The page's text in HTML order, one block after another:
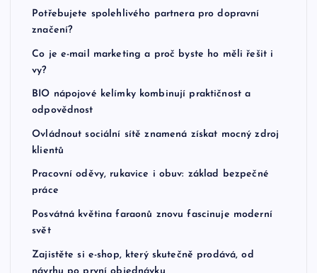
Potřebujete spolehlivého partnera pro dopravní
značení?
Co je e-mail marketing a proč byste ho měli řešit i
vy?
BIO nápojové kelímky kombinují praktičnost a
odpovědnost
Ovládnout sociální sítě znamená získat mocný zdroj
klientů
Pracovní oděvy, rukavice i obuv: základ bezpečné
práce
Posvátná květina faraonů znovu fascinuje moderní
svět
Zajistěte si e-shop, který skutečně prodává, od